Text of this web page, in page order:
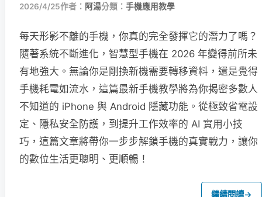
2026/4/25作者： 阿湯分類： 手機應用教學
每天形影不離的手機，你真的完全發揮它的潛力了嗎？
隨著系統不斷進化，智慧型手機在 2026 年變得前所未
有地強大。無論你是剛換新機需要轉移資料，還是覺得
手機耗電如流水，這篇最新手機教學將為你揭密多數人
不知道的 iPhone 與 Android 隱藏功能。從極致省電設
定、隱私安全防護，到提升工作效率的 AI 實用小技
巧，這篇文章將帶你一步步解鎖手機的真實戰力，讓你
的數位生活更聰明、更順暢！
繼續閱讀→